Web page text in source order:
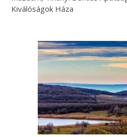
Kiválóságok Háza